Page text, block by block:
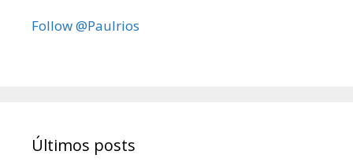
Follow @Paulrios
Últimos posts